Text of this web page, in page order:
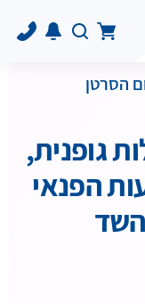
הסרטן
גופנית,
הפנאי
השד